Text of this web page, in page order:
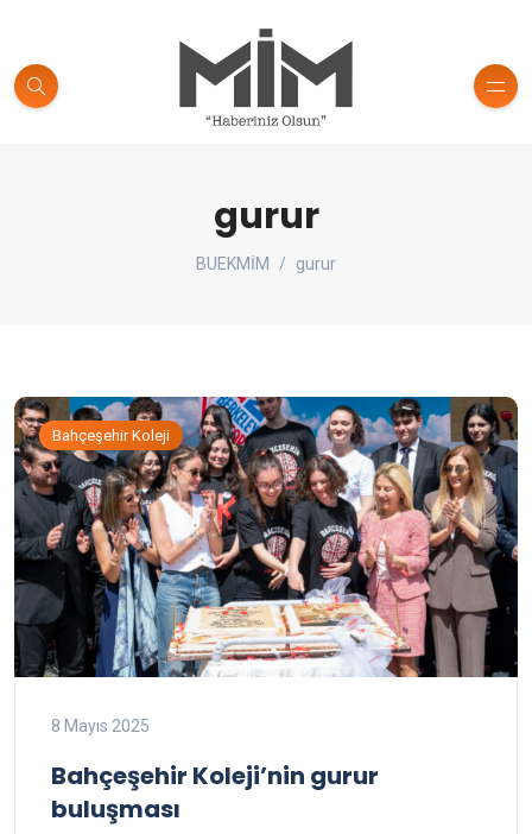
gurur
BUEKMİM gurur
Bahçeşehir Koleji
8 Mayıs 2025
Bahçeşehir Koleji’nin gurur
buluşması